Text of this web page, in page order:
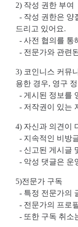
2) 작성 권한 부여
- 작성 권한은 양
드리고 있어요.
- 사전 협의를 통
- 전문가와 관련
3) 코인니스 커뮤
용한 경우, 영구
- 게시된 정보를
- 저작권이 있는
4) 자신과 의견이
- 지속적인 비방
- 신고된 게시글
- 악성 댓글은 운
5)전문가 구독
- 특정 전문가의
- 전문가의 프로
- 또한 구독 취소